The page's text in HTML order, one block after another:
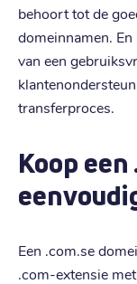
behoort tot de
domeinnamen.
van een
transferproces.
Koop
Een .com.se
.com-extensie